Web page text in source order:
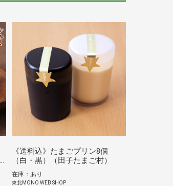
《送料込》たまごプリン8個
（白・黒）（田子たまご村）
在庫：あり
東北MONO WEB SHOP